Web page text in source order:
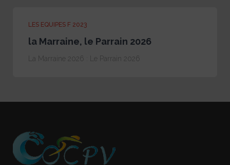
LES EQUIPES F 2023
la Marraine, le Parrain 2026
La Marraine 2026 : Le Parrain 2026